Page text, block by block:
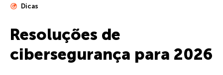
Dicas
Resoluções de
cibersegurança para 2026